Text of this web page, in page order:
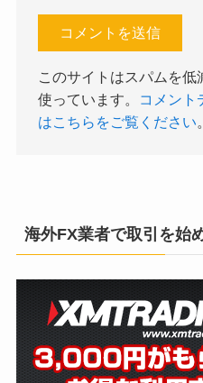
このサイトはスパムを
使っています。
コメント
はこちらをご覧ください。
海外FX業者で取引を始